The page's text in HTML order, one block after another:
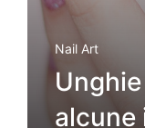
Nail Art
alcune